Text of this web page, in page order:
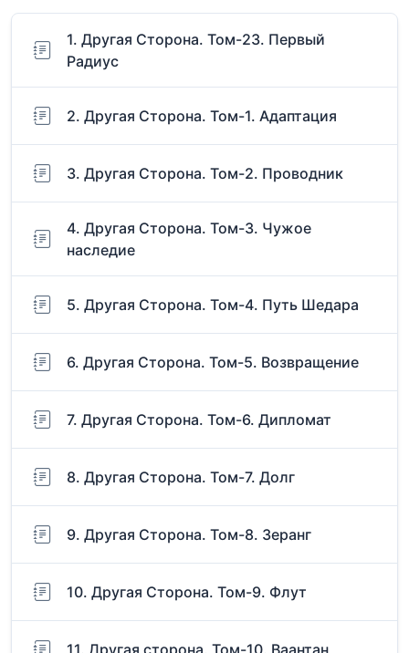
1. Другая Сторона. Том-23. Первый
Радиус
2. Другая Сторона. Том-1. Адаптация
3. Другая Сторона. Том-2. Проводник
4. Другая Сторона. Том-3. Чужое
наследие
5. Другая Сторона. Том-4. Путь Шедара
6. Другая Сторона. Том-5. Возвращение
7. Другая Сторона. Том-6. Дипломат
8. Другая Сторона. Том-7. Долг
9. Другая Сторона. Том-8. Зеранг
10. Другая Сторона. Том-9. Флут